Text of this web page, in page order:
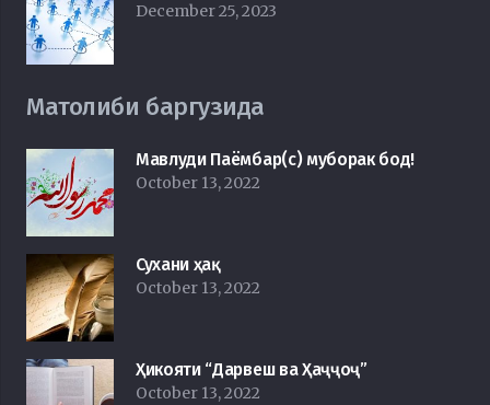
December 25, 2023
Матолиби баргузида
Мавлуди Паёмбар(с) муборак бод!
October 13, 2022
Сухани ҳақ
October 13, 2022
Ҳикояти “Дарвеш ва Ҳаҷҷоҷ”
October 13, 2022